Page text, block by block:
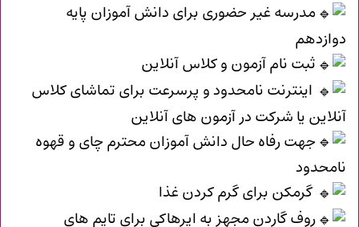
مدرسه غیر حضوری برای دانش آموزان پایه
دوازدهم
ثبت نام آزمون و کلاس آنلاین
اینترنت نامحدود و پرسرعت برای تماشای کلاس
آنلاین یا شرکت در آزمون های آنلاین
جهت رفاه حال دانش آموزان محترم چای و قهوه
نامحدود
گرمکن برای گرم کردن غذا
روف گاردن مجهز به ایرهاکی برای تایم های